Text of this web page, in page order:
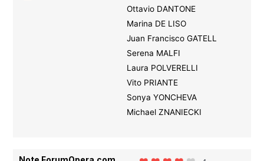
Ottavio DANTONE
Marina DE LISO
Juan Francisco GATELL
Serena MALFI
Laura POLVERELLI
Vito PRIANTE
Sonya YONCHEVA
Michael ZNANIECKI